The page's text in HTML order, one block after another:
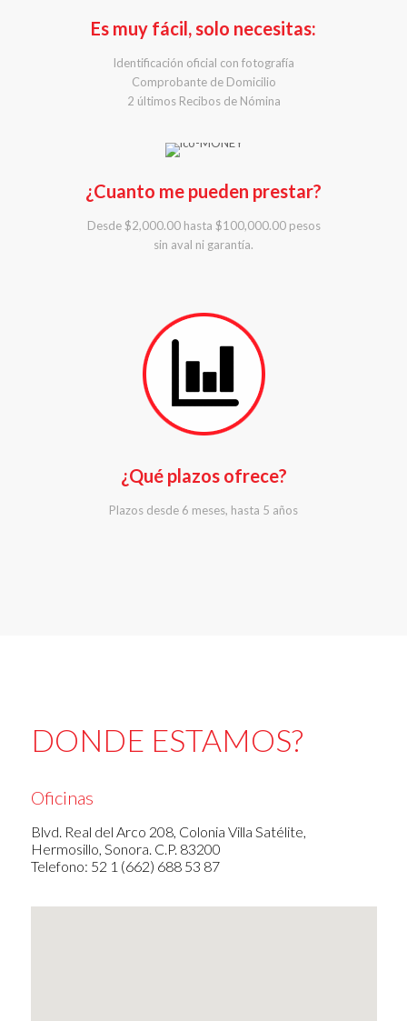
Es muy fácil, solo necesitas:
Identificación oficial con fotografía
Comprobante de Domicilio
2 últimos Recibos de Nómina
¿Cuanto me pueden prestar?
Desde $2,000.00 hasta $100,000.00 pesos
sin aval ni garantía.
¿Qué plazos ofrece?
Plazos desde 6 meses, hasta 5 años
DONDE ESTAMOS?
Oficinas
Blvd. Real del Arco 208, Colonia Villa Satélite,
Hermosillo, Sonora. C.P. 83200
Telefono: 52 1 (662) 688 53 87